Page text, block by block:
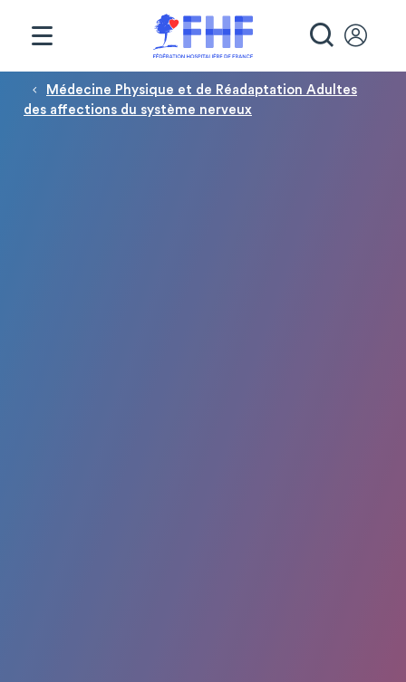
Fil d'Ariane
Médecine Physique et de Réadaptation Adultes
des affections du système nerveux
Panneau de gestion des cookies